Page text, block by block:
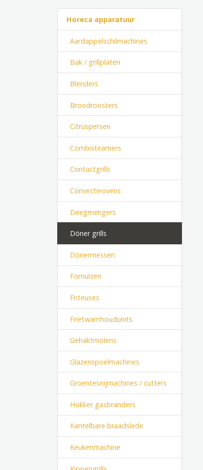
Horeca apparatuur
Aardappelschilmachines
Bak / grillplaten
Blenders
Broodroosters
Citruspersen
Combisteamers
Contactgrills
Convectieovens
Deegmengers
Döner grills
Dönermessen
Fornuizen
Friteuses
Frietwamhoudunits
Gehaktmolens
Glazenspoelmachines
Groentesnijmachines / cutters
Hokker gasbranders
Kantelbare braadslede
Keukenmachine